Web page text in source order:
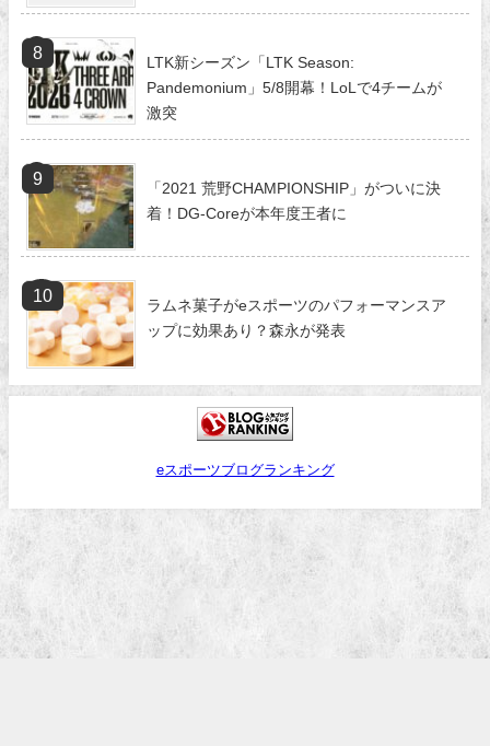
LTK新シーズン「LTK Season:
Pandemonium」5/8開幕！LoLで4チームが
激突
「2021 荒野CHAMPIONSHIP」がついに決
着！DG-Coreが本年度王者に
ラムネ菓子がeスポーツのパフォーマンスア
ップに効果あり？森永が発表
eスポーツブログランキング